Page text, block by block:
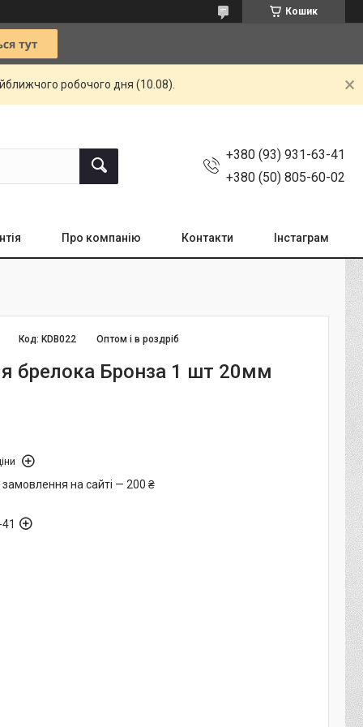
Кошик
робочого дня (10.08).
+380 (93) 931-63-41
+380 (50) 805-60-02
Про компанію Контакти Інстаграм
Оптом і в роздріб
Код: KDB022
брелока Бронза 1 шт 20мм
на сайті — 200 ₴